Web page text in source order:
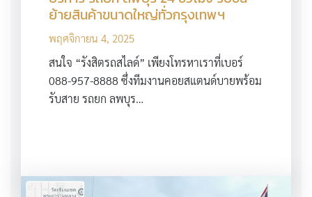
ย้ายสินค้าขนาดใหญ่ทั่วกรุงเทพฯ
พฤศจิกายน 4, 2025
สนใจ “รังสิตรถสไลด์” เพียงโทรหาเราที่เบอร์
088-957-8888 ซึ่งทีมงานคอยสแตนด์บายพร้อม
รับสาย รถยก ลพบุร…